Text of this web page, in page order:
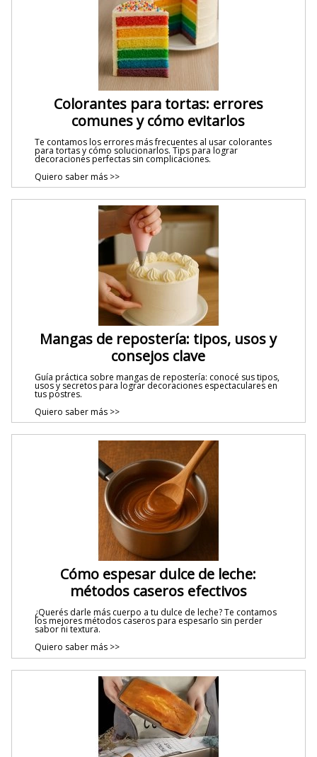
Colorantes para tortas: errores
comunes y cómo evitarlos
Te contamos los errores más frecuentes al usar colorantes
para tortas y cómo solucionarlos. Tips para lograr
decoraciones perfectas sin complicaciones.
Quiero saber más >>
Mangas de repostería: tipos, usos y
consejos clave
Guía práctica sobre mangas de repostería: conocé sus tipos,
usos y secretos para lograr decoraciones espectaculares en
tus postres.
Quiero saber más >>
Cómo espesar dulce de leche:
métodos caseros efectivos
¿Querés darle más cuerpo a tu dulce de leche? Te contamos
los mejores métodos caseros para espesarlo sin perder
sabor ni textura.
Quiero saber más >>